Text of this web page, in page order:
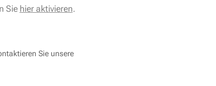
Sie hier aktivieren.
Sie unsere